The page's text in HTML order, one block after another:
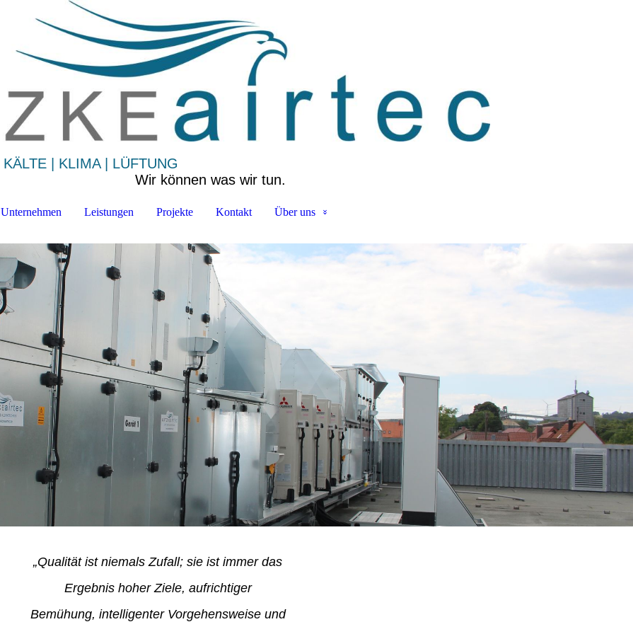
KÄLTE | KLIMA | LÜFTUNG
Wir können was wir tun.
Unternehmen Leistungen Projekte Kontakt Über uns
„Qualität ist niemals Zufall; sie ist immer das
Ergebnis hoher Ziele, aufrichtiger
Bemühung, intelligenter Vorgehensweise und